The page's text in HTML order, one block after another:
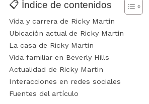
📋 Índice de contenidos
Vida y carrera de Ricky Martin
Ubicación actual de Ricky Martin
La casa de Ricky Martin
Vida familiar en Beverly Hills
Actualidad de Ricky Martin
Interacciones en redes sociales
Fuentes del artículo